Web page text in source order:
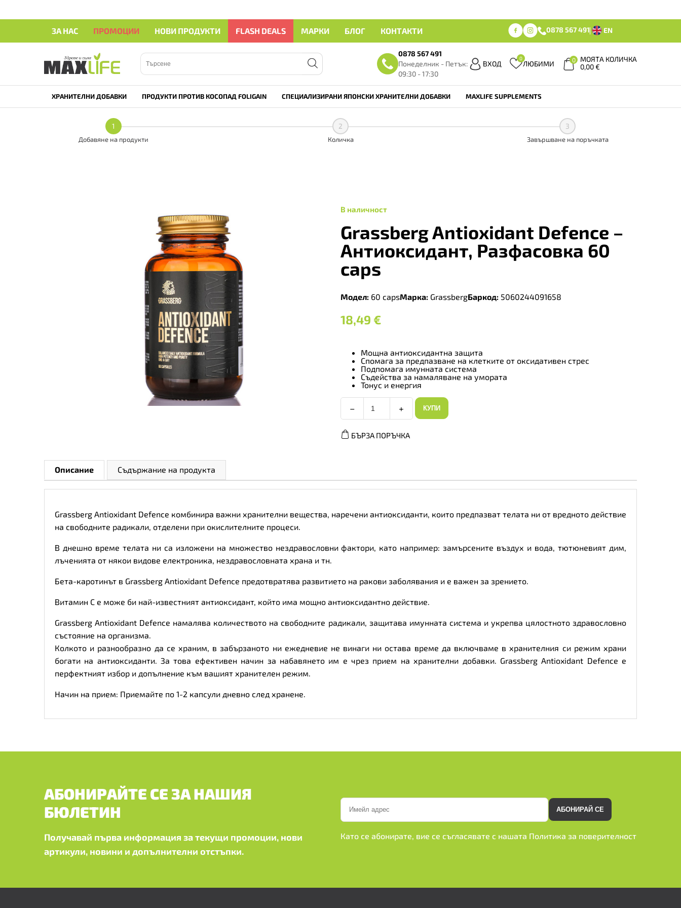
ЗА НАС ПРОМОЦИИ НОВИ ПРОДУКТИ FLASH DEALS МАРКИ БЛОГ КОНТАКТИ 0878 567 491 EN
0878 567 491
Понеделник - Петък:
09:30 - 17:30
ВХОД
0
ЛЮБИМИ 0
МОЯТА КОЛИЧКА
0,00€
ХРАНИТЕЛНИ ДОБАВКИ ПРОДУКТИ ПРОТИВ КОСОПАД FOLIGAIN СПЕЦИАЛИЗИРАНИ ЯПОНСКИ ХРАНИТЕЛНИ ДОБАВКИ MAXLIFE SUPPLEMENTS
1
Добавяне на продукти
2
Количка
3
Завършване на поръчката
В наличност
Grassberg Antioxidant Defence –
Антиоксидант, Разфасовка 60
caps
Модел: 60 capsМарка: GrassbergБаркод: 5060244091658
18,49 €
Мощна антиоксидантна защита
Спомага за предпазване на клетките от оксидативен стрес
Подпомага имунната система
Съдейства за намаляване на умората
Тонус и енергия
−
Grassberg
Antioxidant
-
+ КУПИ
БЪРЗА ПОРЪЧКА
Описание Съдържание на продукта
Grassberg Antioxidant Defence комбинира важни хранителни вещества, наречени антиоксиданти, които предпазват телата ни от вредното действие
на свободните радикали, отделени при окислителните процеси.
В днешно време телата ни са изложени на множество нездравословни фактори, като например: замърсените въздух и вода, тютюневият дим,
лъченията от някои видове електроника, нездравословната храна и тн.
Бета-каротинът в Grassberg Antioxidant Defence предотвратява развитието на ракови заболявания и е важен за зрението.
Витамин C е може би най-известният антиоксидант, който има мощно антиоксидантно действие.
Grassberg Antioxidant Defence намалява количеството на свободните радикали, защитава имунната система и укрепва цялостното здравословно
състояние на организма.
Колкото и разнообразно да се храним, в забързаното ни ежедневие не винаги ни остава време да включваме в хранителния си режим храни
богати на антиоксиданти. За това ефективен начин за набавянето им е чрез прием на хранителни добавки. Grassberg Antioxidant Defence е
перфектният избор и допълнение към вашият хранителен режим.
Начин на прием: Приемайте по 1-2 капсули дневно след хранене.
АБОНИРАЙТЕ СЕ ЗА НАШИЯ
БЮЛЕТИН
Получавай първа информация за текущи промоции, нови
артикули, новини и допълнителни отстъпки.
АБОНИРАЙ СЕ
Като се абонирате, вие се съгласявате с нашата Политика за поверителност